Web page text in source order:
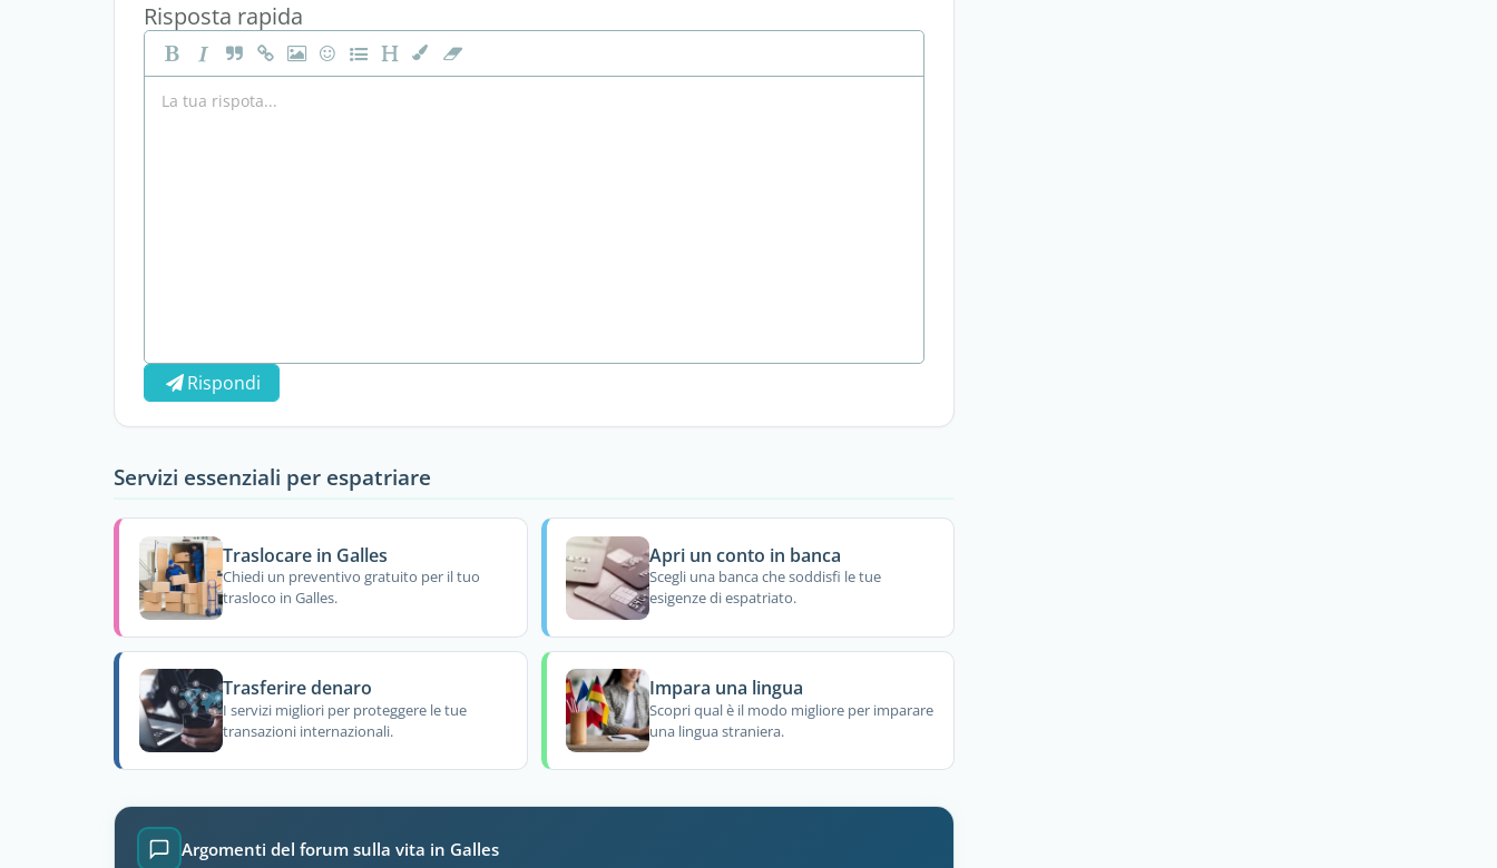
Risposta rapida
Rispondi
Servizi essenziali per espatriare
Traslocare in Galles
Chiedi un preventivo gratuito per il tuo
trasloco in Galles.
Apri un conto in banca
Scegli una banca che soddisfi le tue
esigenze di espatriato.
Trasferire denaro
I servizi migliori per proteggere le tue
transazioni internazionali.
Impara una lingua
Scopri qual è il modo migliore per imparare
una lingua straniera.
Argomenti del forum sulla vita in Galles